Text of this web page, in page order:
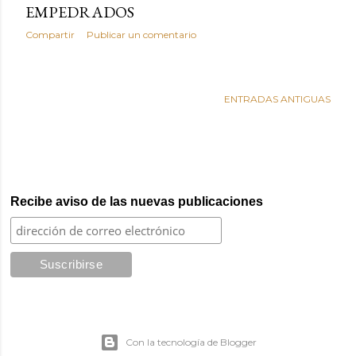
d
a
EMPEDRADOS
Compartir Publicar un comentario
ENTRADAS ANTIGUAS
Recibe aviso de las nuevas publicaciones
Con la tecnología de Blogger